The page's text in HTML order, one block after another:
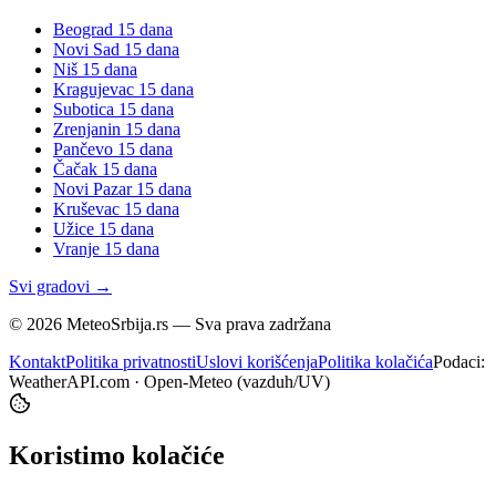
Beograd 15 dana
Novi Sad 15 dana
Niš 15 dana
Kragujevac 15 dana
Subotica 15 dana
Zrenjanin 15 dana
Pančevo 15 dana
Čačak 15 dana
Novi Pazar15 dana
Kruševac 15 dana
Užice 15 dana
Vranje 15 dana
Svi gradovi →
© 2026 MeteoSrbija.rs — Sva prava zadržana
KontaktPolitika privatnostiUslovi korišćenjaPolitika kolačićaPodaci:
WeatherAPI.com · Open-Meteo (vazduh/UV)
Koristimo kolačiće